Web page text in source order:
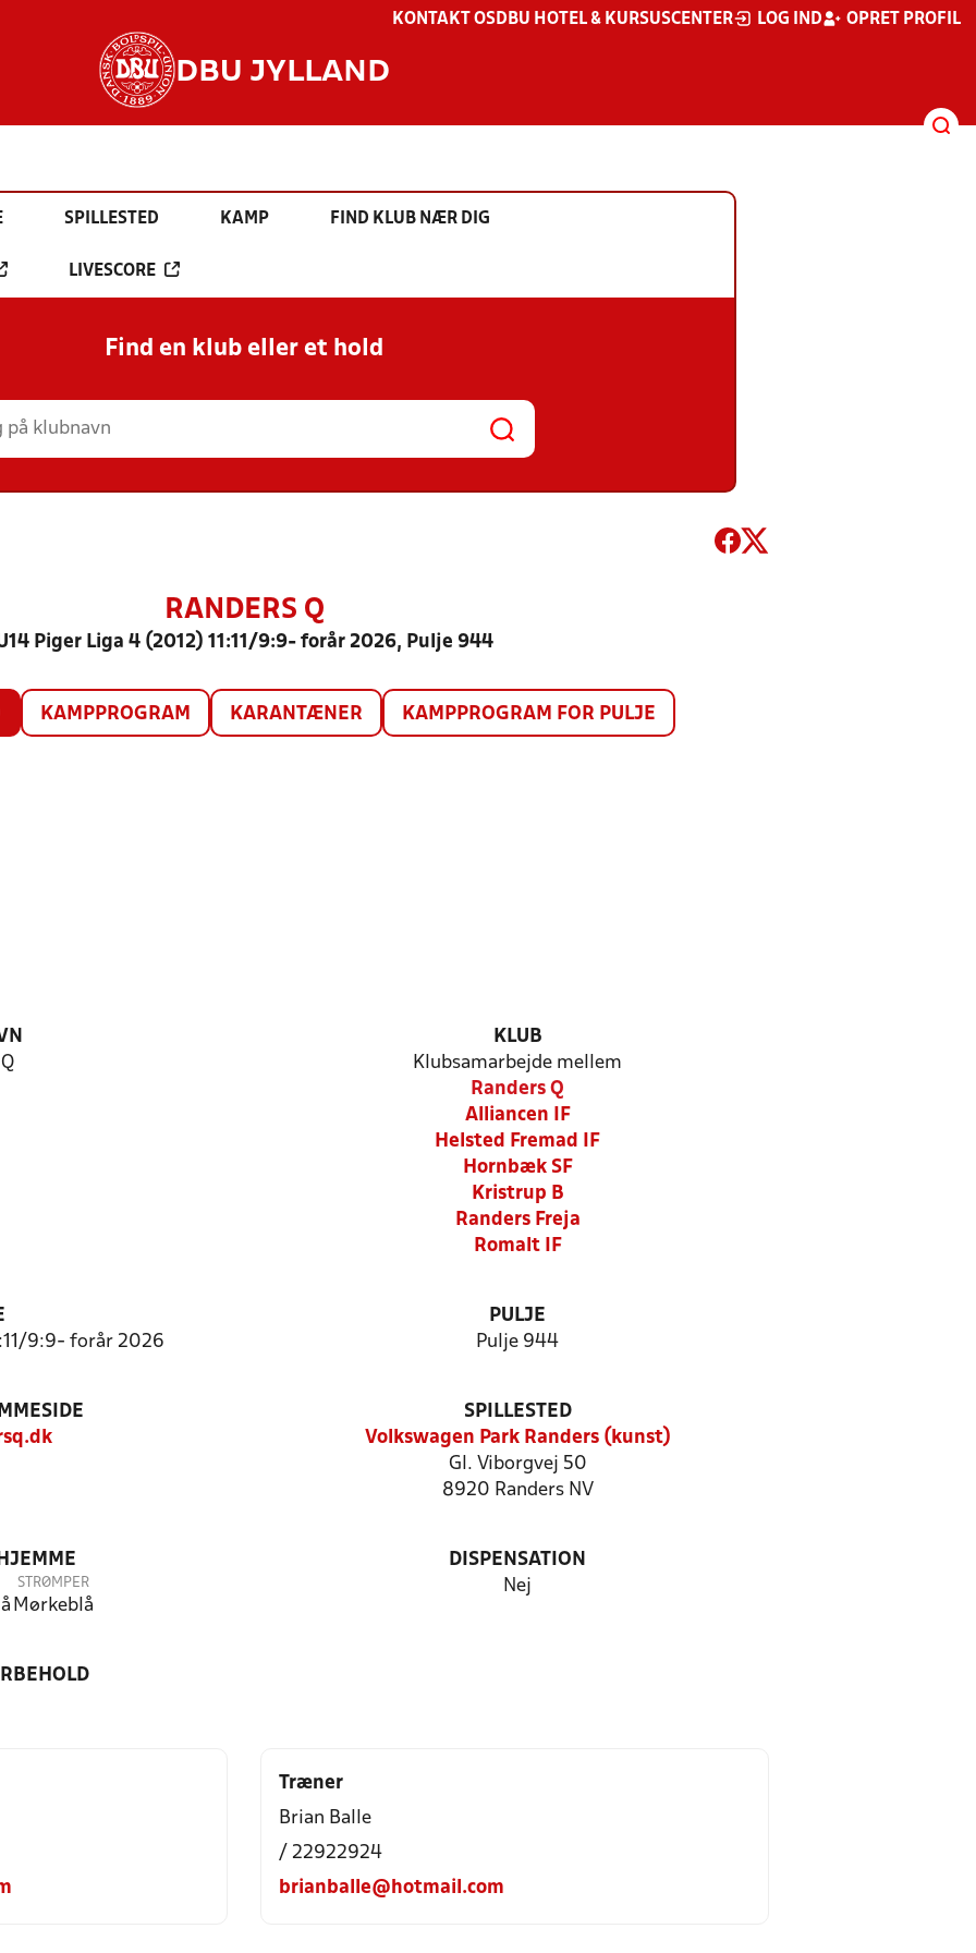
KONTAKT OS DBU HOTEL & KURSUSCENTER LOG IND OPRET PROFIL
DBU JYLLAND
SPILLESTED KAMP FIND KLUB NÆR DIG
LIVESCORE
Find en klub eller et hold
RANDERS Q
Piger Liga 4 (2012) 11:11/9:9- forår 2026, Pulje 944
KAMPPROGRAM KARANTÆNER KAMPPROGRAM FOR PULJE
KLUB
Klubsamarbejde mellem
Randers Q
Alliancen IF
Helsted Fremad IF
Hornbæk SF
Kristrup B
Randers Freja
Romalt IF
9:9- forår 2026
PULJE
Pulje 944
SPILLESTED
Volkswagen Park Randers (kunst)
Gl. Viborgvej 50
8920 Randers NV
STRØMPER
Mørkeblå
DISPENSATION
Nej
Træner
Brian Balle
/ 22922924
brianballe@hotmail.com